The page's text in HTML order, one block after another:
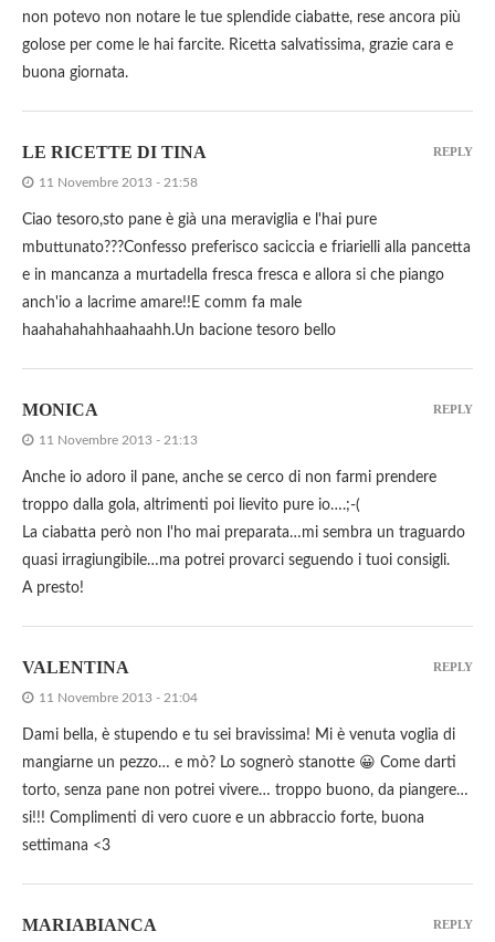
non potevo non notare le tue splendide ciabatte, rese ancora più
golose per come le hai farcite. Ricetta salvatissima, grazie cara e
buona giornata.
LE RICETTE DI TINA
11 Novembre 2013 - 21:58
Ciao tesoro,sto pane è già una meraviglia e l'hai pure
mbuttunato???Confesso preferisco saciccia e friarielli alla pancetta
e in mancanza a murtadella fresca fresca e allora si che piango
anch'io a lacrime amare!!E comm fa male
haahahahahhaahaahh.Un bacione tesoro bello
REPLY
MONICA
11 Novembre 2013 - 21:13
Anche io adoro il pane, anche se cerco di non farmi prendere
troppo dalla gola, altrimenti poi lievito pure io….;-(
La ciabatta però non l'ho mai preparata…mi sembra un traguardo
quasi irragiungibile…ma potrei provarci seguendo i tuoi consigli.
A presto!
REPLY
VALENTINA
11 Novembre 2013 - 21:04
Dami bella, è stupendo e tu sei bravissima! Mi è venuta voglia di
mangiarne un pezzo… e mò? Lo sognerò stanotte 😀 Come darti
torto, senza pane non potrei vivere… troppo buono, da piangere…
si!!! Complimenti di vero cuore e un abbraccio forte, buona
settimana <3
REPLY
MARIABIANCA REPLY